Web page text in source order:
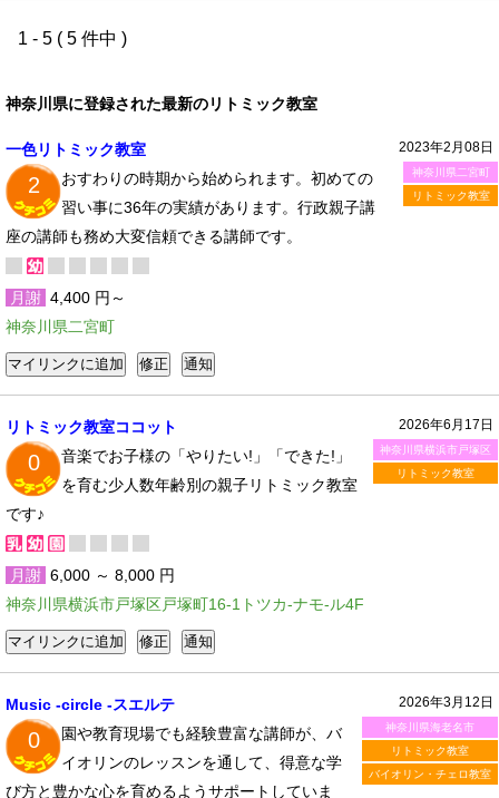
1 - 5 ( 5 件中 )
神奈川県に登録された最新のリトミック教室
2023年2月08日
神奈川県二宮町
リトミック教室
一色リトミック教室
2
おすわりの時期から始められます。初めての
習い事に36年の実績があります。行政親子講
座の講師も務め大変信頼できる講師です。
月謝 4,400 円～
神奈川県二宮町
2026年6月17日
神奈川県横浜市戸塚区
リトミック教室
リトミック教室ココット
0
音楽でお子様の「やりたい!」「できた!」
を育む少人数年齢別の親子リトミック教室
です♪
月謝 6,000 ～ 8,000 円
神奈川県横浜市戸塚区戸塚町16-1トツカ-ナモ-ル4F
2026年3月12日
神奈川県海老名市
リトミック教室
バイオリン・チェロ教室
Music -circle -スエルテ
0
園や教育現場でも経験豊富な講師が、バ
イオリンのレッスンを通して、得意な学
び方と豊かな心を育めるようサポートしていま